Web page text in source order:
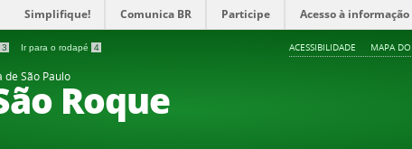
Simplifique! Comunica BR Participe Acesso à informação
3 Ir para o rodapé 4 ACESSIBILIDADE MAPA
de São PauloRoque